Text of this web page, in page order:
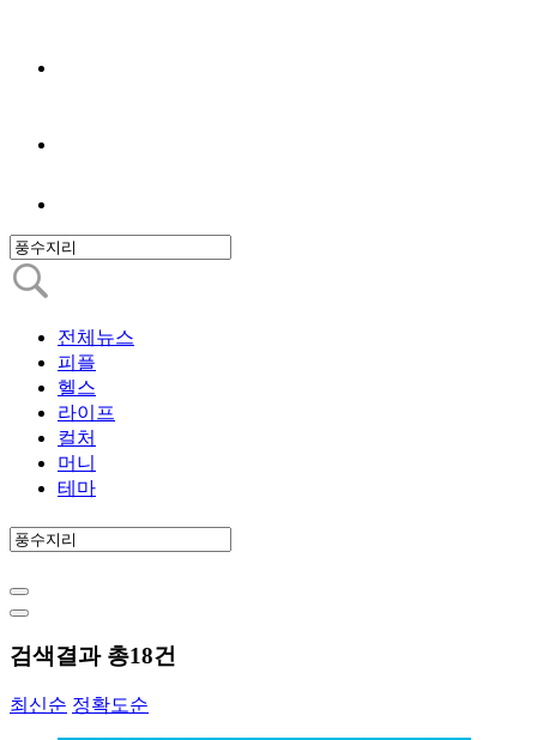
전체뉴스
피플
헬스
라이프
컬처
머니
테마
검색결과 총18건
최신순 정확도순